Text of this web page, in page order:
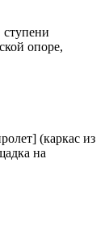
ступени
опоре,
(каркас из
на